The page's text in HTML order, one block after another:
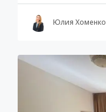
Юлия Хоменко